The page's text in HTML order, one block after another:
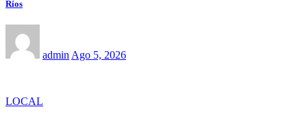
Ríos
admin Ago 5, 2026
LOCAL